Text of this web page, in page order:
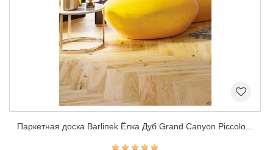
Паркетная доска Barlinek Ёлка Дуб Grand Canyon Piccolo...